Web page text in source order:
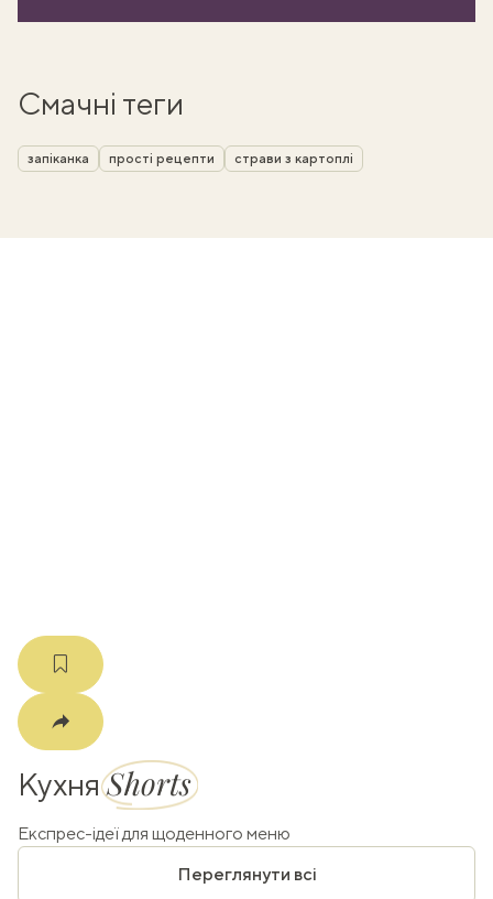
Смачні теги
запіканка прості рецепти страви з картоплі
КухняShorts
Експрес-ідеї для щоденного меню
Переглянути всі